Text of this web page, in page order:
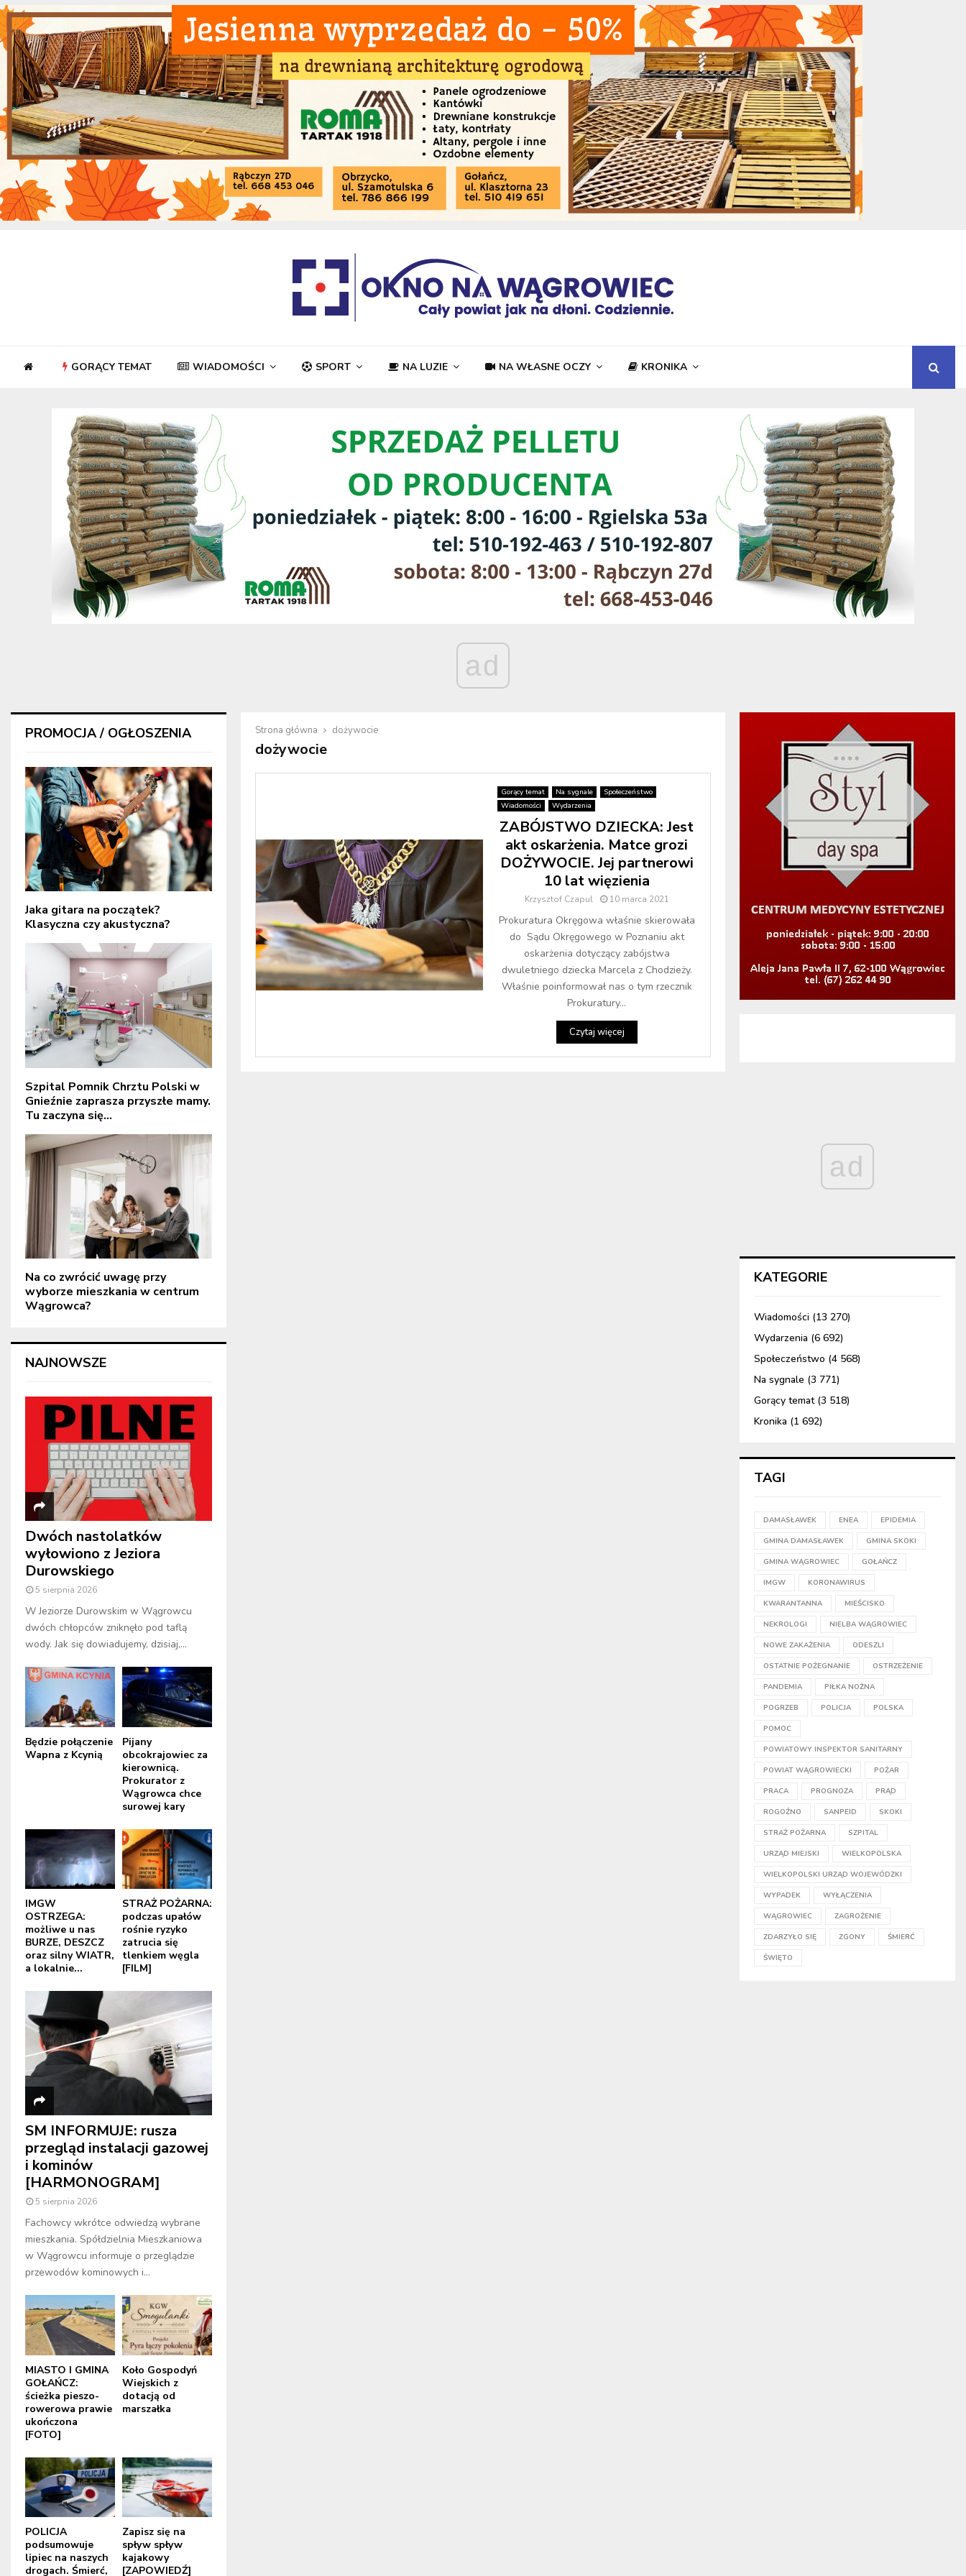
GORĄCY TEMAT WIADOMOŚCI SPORT NA LUZIE NA WŁASNE OCZY KRONIKA
ad
Strona główna dożywocie
dożywocie
Gorący temat Na sygnale
Społeczeństwo
Wiadomości
Wydarzenia
ZABÓJSTWO DZIECKA: Jest
akt oskarżenia. Matce grozi
DOŻYWOCIE. Jej partnerowi
10 lat więzienia
Krzysztof Czapul 10 marca 2021
Prokuratura Okręgowa właśnie skierowała
do Sądu Okręgowego w Poznaniu akt
oskarżenia dotyczący zabójstwa
dwuletniego dziecka Marcela z Chodzieży.
Właśnie poinformował nas o tym rzecznik
Prokuratury...
Czytaj więcej
PROMOCJA / OGŁOSZENIA
Jaka gitara na początek?
Klasyczna czy akustyczna?
Szpital Pomnik Chrztu Polski w
Gnieźnie zaprasza przyszłe mamy.
Tu zaczyna się...
Na co zwrócić uwagę przy
wyborze mieszkania w centrum
Wągrowca?
NAJNOWSZE
Dwóch nastolatków
wyłowiono z Jeziora
Durowskiego
5 sierpnia 2026
W Jeziorze Durowskim w Wągrowcu
dwóch chłopców zniknęło pod taflą
wody. Jak się dowiadujemy, dzisiaj,...
Będzie połączenie
Wapna z Kcynią
Pijany
obcokrajowiec za
kierownicą.
Prokurator z
Wągrowca chce
surowej kary
IMGW
OSTRZEGA:
możliwe u nas
BURZE, DESZCZ
oraz silny WIATR,
a lokalnie...
STRAŻ POŻARNA:
podczas upałów
rośnie ryzyko
zatrucia się
tlenkiem węgla
[FILM]
SM INFORMUJE: rusza
przegląd instalacji gazowej
i kominów
[HARMONOGRAM]
5 sierpnia 2026
Fachowcy wkrótce odwiedzą wybrane
mieszkania. Spółdzielnia Mieszkaniowa
w Wągrowcu informuje o przeglądzie
przewodów kominowych i...
MIASTO I GMINA
GOŁAŃCZ:
ścieżka pieszo-
rowerowa prawie
ukończona
[FOTO]
Koło Gospodyń
Wiejskich z
dotacją od
marszałka
POLICJA
podsumowuje
lipiec na naszych
drogach. Śmierć,
Zapisz się na
spływ spływ
kajakowy
[ZAPOWIEDŹ]
ad
KATEGORIE
Wiadomości (13 270)
Wydarzenia (6 692)
Społeczeństwo (4 568)
Na sygnale (3 771)
Gorący temat(3 518)
Kronika (1 692)
TAGI
DAMASŁAWEK ENEA EPIDEMIA
GMINA DAMASŁAWEK GMINA SKOKI
GMINA WĄGROWIEC GOŁAŃCZ
IMGW KORONAWIRUS
KWARANTANNA MIEŚCISKO
NEKROLOGI NIELBA WĄGROWIEC
NOWE ZAKAŻENIA ODESZLI
OSTATNIE POŻEGNANIE OSTRZEŻENIE
PANDEMIA PIŁKA NOŻNA
POGRZEB POLICJA POLSKA
POMOC
POWIATOWY INSPEKTOR SANITARNY
POWIAT WĄGROWIECKI POŻAR
PRACA PROGNOZA PRĄD
ROGOŹNO SANPEID SKOKI
STRAŻ POŻARNA SZPITAL
URZĄD MIEJSKI WIELKOPOLSKA
WIELKOPOLSKI URZĄD WOJEWÓDZKI
WYPADEK WYŁĄCZENIA
WĄGROWIEC ZAGROŻENIE
ZDARZYŁO SIĘ ZGONY ŚMIERĆ
ŚWIĘTO